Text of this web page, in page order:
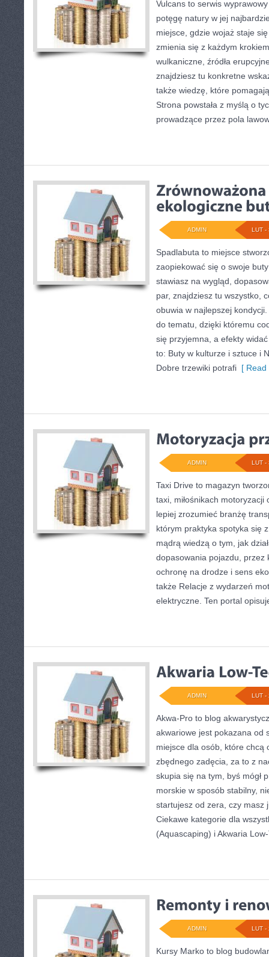
Vulcans to serwis
potęgę natury w jej
miejsce, gdzie wojaż staje
zmienia się z każdym
wulkaniczne, źródła
znajdziesz tu konkretne
także wiedzę, które
Strona powstała z myślą o
prowadzące przez pola
LUT -
ADMIN
Spadlabuta to miejsce
zaopiekować się o swoje
stawiasz na wygląd,
par, znajdziesz tu wszystko,
obuwia w najlepszej
do tematu, dzięki któremu
się przyjemna, a efekty
to: Buty w kulturze i sztuce i
Dobre trzewiki potrafi [ Read
LUT -
ADMIN
Taxi Drive to magazyn
taxi, miłośnikach
lepiej zrozumieć branżę
którym praktyka spotyka się
mądrą wiedzą o tym, jak
dopasowania pojazdu, przez
ochronę na drodze i sens
także Relacje z wydarzeń
elektryczne. Ten portal
LUT -
ADMIN
Akwa-Pro to blog
akwariowe jest pokazana od
miejsce dla osób, które chcą
zbędnego zadęcia, za to z
skupia się na tym, byś mógł
morskie w sposób stabilny,
startujesz od zera, czy masz
Ciekawe kategorie dla
(Aquascaping) i Akwaria
LUT -
ADMIN
Kursy Marko to blog